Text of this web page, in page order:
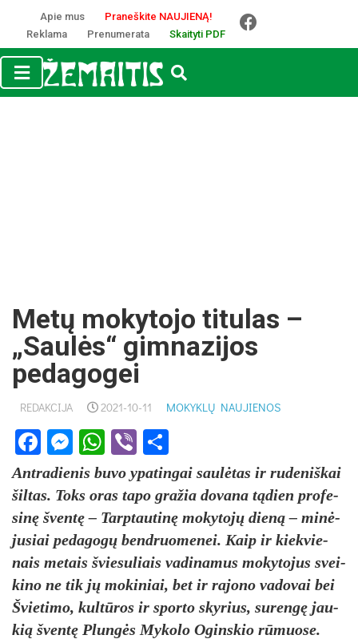
Apie mus
Praneškite NAUJIENĄ!
Reklama
Prenumerata Skaityti PDF
Metų mokytojo titulas –
„Saulės“ gimnazijos
pedagogei
REDAKCIJA 2021-10-11 MOKYKLŲ NAUJIENOS
Facebook
Messenger
WhatsApp
Viber
Ant­ra­die­nis bu­vo ypa­tin­gai saulė­tas ir ru­de­niš­kai
šil­tas. Toks oras ta­po gra­žia do­va­na tądien pro­fe­
sinę šventę – Tarp­tau­tinę mo­ky­tojų dieną – minė­
ju­siai pe­da­gogų bend­ruo­me­nei. Kaip ir kiek­vie­
nais me­tais švie­su­liais va­di­na­mus mo­ky­to­jus svei­
ki­no ne tik jų mo­ki­niai, bet ir ra­jo­no va­do­vai bei
Švie­ti­mo, kultū­ros ir spor­to sky­rius, su­rengę jau­
kią šventę Plungės My­ko­lo Ogins­kio rūmuo­se.